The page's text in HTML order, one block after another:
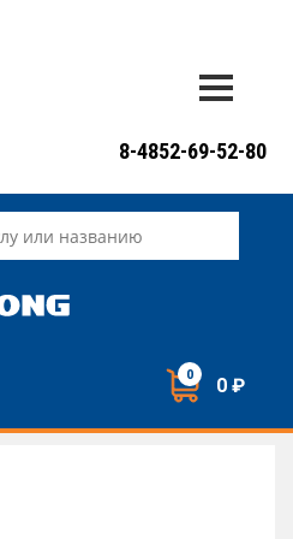
8-4852-69-52-80
0 0 ₽